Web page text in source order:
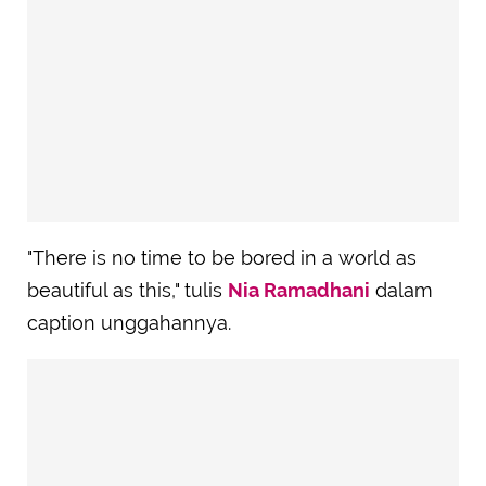
"There is no time to be bored in a world as
beautiful as this," tulis Nia Ramadhani dalam
caption unggahannya.